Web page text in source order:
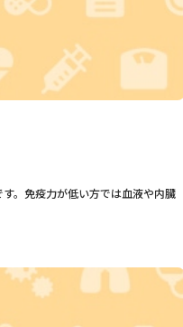
。免疫力が低い方では血液や内臓